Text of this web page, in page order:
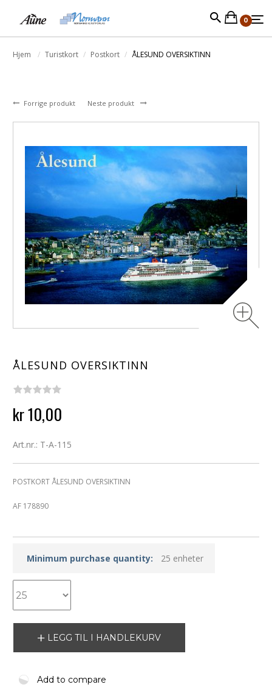
0
Hjem Turistkort Postkort ÅLESUND OVERSIKTINN
Forrige produkt Neste produkt
ÅLESUND OVERSIKTINN
kr 10,00
Art.nr.: T-A-115
POSTKORT ÅLESUND OVERSIKTINN
AF 178890
Minimum purchase quantity: 25 enheter
LEGG TIL I HANDLEKURV
Add to compare